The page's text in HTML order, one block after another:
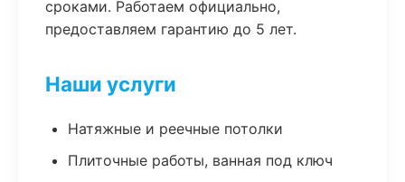
сроками. Работаем официально,
предоставляем гарантию до 5 лет.
Наши услуги
Натяжные и реечные потолки
Плиточные работы, ванная под ключ